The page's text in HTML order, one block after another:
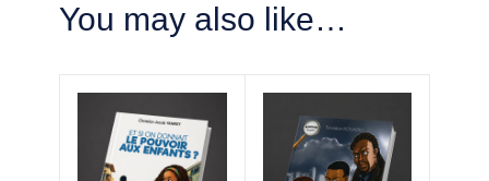
You may also like…